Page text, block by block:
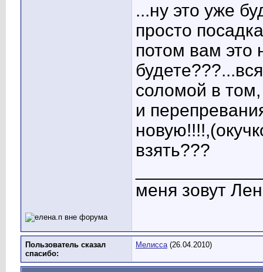
...ну это уже
просто
потом вам это
соломой в
и
взять???
меня зовут
Пользователь сказал
cпасибо:
Мелисса(26.04.2010)